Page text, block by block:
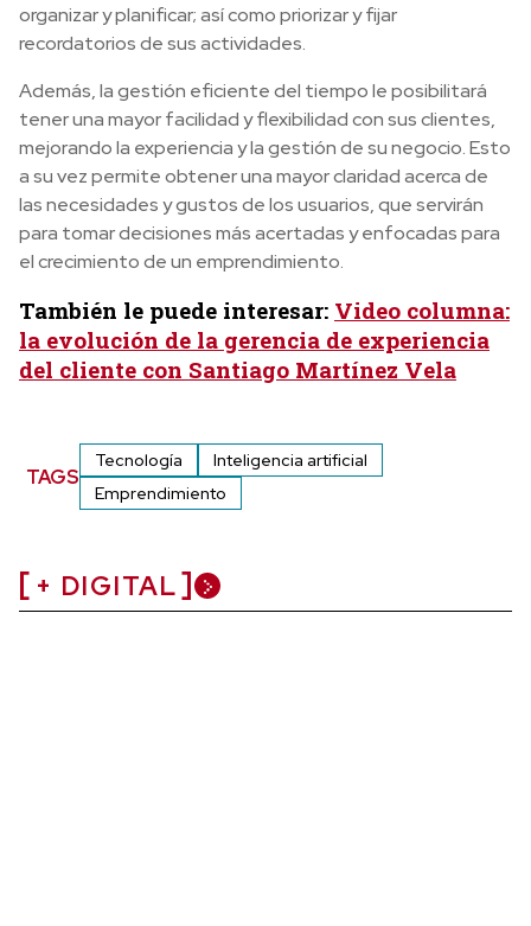
organizar y planificar; así como priorizar y fijar
recordatorios de sus actividades.
Además, la gestión eficiente del tiempo le posibilitará
tener una mayor facilidad y flexibilidad con sus clientes,
mejorando la experiencia y la gestión de su negocio. Esto
a su vez permite obtener una mayor claridad acerca de
las necesidades y gustos de los usuarios, que servirán
para tomar decisiones más acertadas y enfocadas para
el crecimiento de un emprendimiento.
También le puede interesar: Video columna:
la evolución de la gerencia de experiencia
del cliente con Santiago Martínez Vela
TAGS
Tecnología
Inteligencia artificial
Emprendimiento
+ DIGITAL